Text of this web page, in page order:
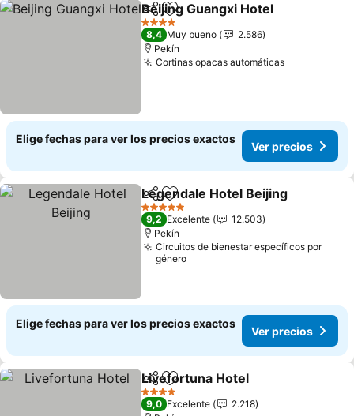
CompartirAgregar a favoritos
Beijing Guangxi Hotel
4 Estrellas
8,4 Muy bueno
2.586
Pekín
Cortinas opacas automáticas
Elige fechas para ver los precios exactos
Ver precios
CompartirAgregar a favoritos
Legendale Hotel Beijing
5 Estrellas
9,2 Excelente
12.503
Pekín
Circuitos de bienestar específicos por
género
Elige fechas para ver los precios exactos
Ver precios
CompartirAgregar a favoritos
Livefortuna Hotel
4 Estrellas
9,0 Excelente
2.218